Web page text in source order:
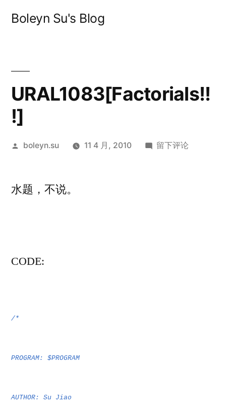
Boleyn Su's Blog
URAL1083[Factorials!!
!]
发
boleyn.su 11 4 月, 2010
于
留下评论
水题，不说。
CODE:
/*
PROGRAM: $PROGRAM
AUTHOR: Su Jiao